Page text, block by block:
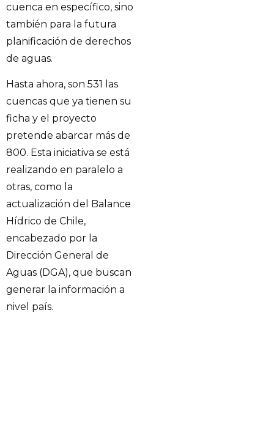
cuenca en específico, sino
también para la futura
planificación de derechos
de aguas.
Hasta ahora, son 531 las
cuencas que ya tienen su
ficha y el proyecto
pretende abarcar más de
800. Esta iniciativa se está
realizando en paralelo a
otras, como la
actualización del Balance
Hídrico de Chile,
encabezado por la
Dirección General de
Aguas (DGA), que buscan
generar la información a
nivel país.